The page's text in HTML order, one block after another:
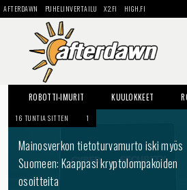
AFTERDAWN PUHELINVERTAILU X2.FI HIGH.FI
ROBOTTI-IMURIT KUULOKKEET
16 TUNTIA SITTEN 1
Mainosverkon tietoturvamurto iski myös
Suomeen: Kaappasi kryptolompakoiden
osoitteita